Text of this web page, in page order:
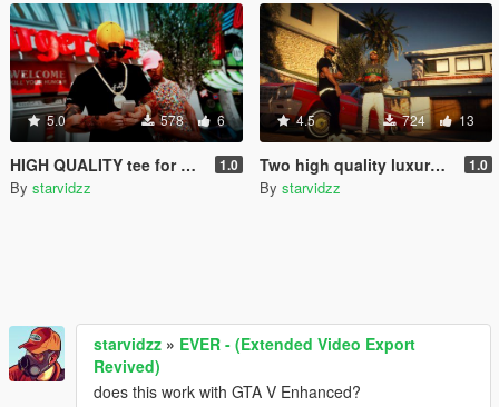
5.0 578 6
HIGH QUALITY tee for mp MALE 1.0
By starvidzz
4.5 724 13
Two high quality luxury t-shirt for MP 1.0
By starvidzz
starvidzz » EVER - (Extended Video Export
Revived)
does this work with GTA V Enhanced?